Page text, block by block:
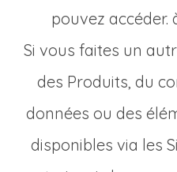
pouvez accéder.
Si vous faites un
des Produits, du
données ou des
disponibles via les